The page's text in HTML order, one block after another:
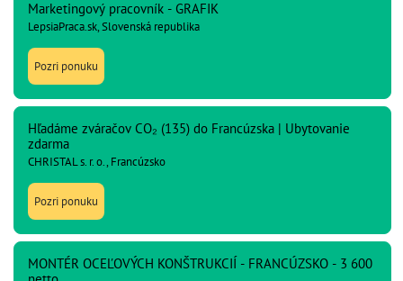
Marketingový pracovník - GRAFIK
LepsiaPraca.sk, Slovenská republika
Pozri ponuku
Hľadáme zváračov CO₂ (135) do Francúzska | Ubytovanie
zdarma
CHRISTAL s. r. o., Francúzsko
Pozri ponuku
MONTÉR OCEĽOVÝCH KONŠTRUKCIÍ - FRANCÚZSKO - 3 600